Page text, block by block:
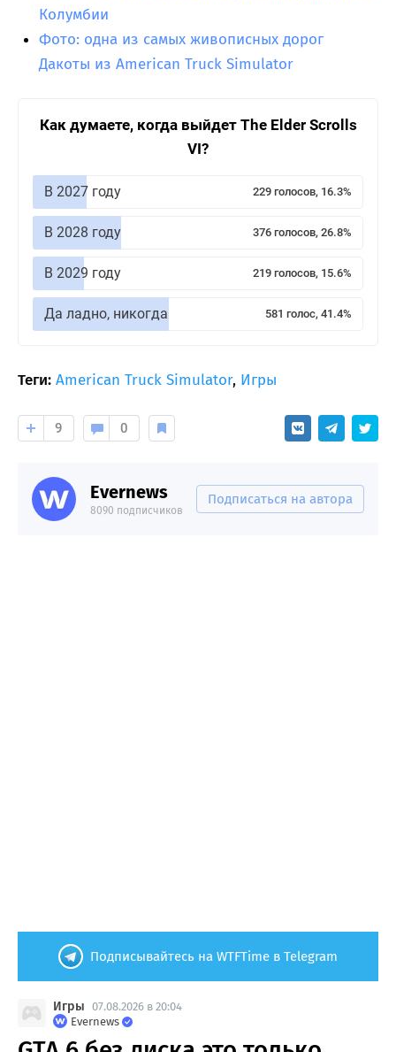
Колумбии
Фото: одна из самых живописных дорог
Дакоты из American Truck Simulator
Как думаете, когда выйдет The Elder Scrolls
VI?
В 2027 году 229 голосов, 16.3%
В 2028 году 376 голосов, 26.8%
В 2029 году 219 голосов, 15.6%
Да ладно, никогда 581 голос, 41.4%
Теги: American Truck Simulator, Игры
9 0
Evernews
8090 подписчиков
Подписаться на автора
Подписывайтесь на WTFTime в Telegram
Игры 07.08.2026 в 20:04
Evernews